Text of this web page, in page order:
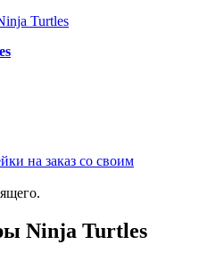
на заказ со своим
Ninja Turtles